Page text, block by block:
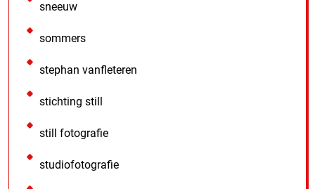
sneeuw
sommers
stephan vanfleteren
stichting still
still fotografie
studiofotografie